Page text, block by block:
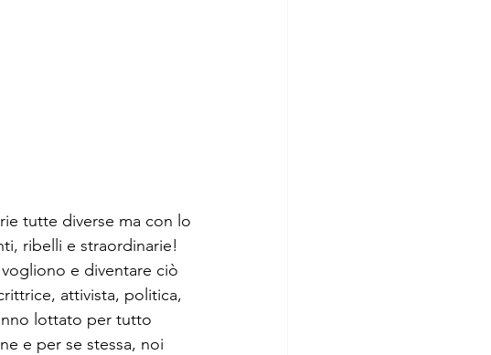
tutte diverse ma con lo
ribelli e straordinarie!
e diventare ciò
attivista, politica,
lottato per tutto
e per se stessa, noi